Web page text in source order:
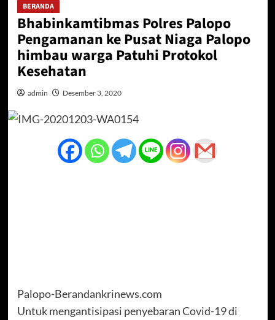
BERANDA
Bhabinkamtibmas Polres Palopo
Pengamanan ke Pusat Niaga Palopo
himbau warga Patuhi Protokol
Kesehatan
admin Desember 3, 2020
Palopo-Berandankrinews.com
Untuk mengantisipasi penyebaran Covid-19 di